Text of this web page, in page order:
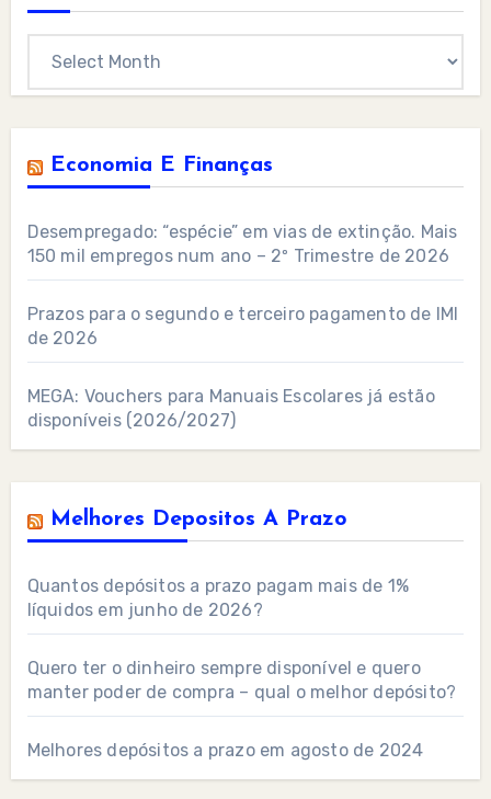
Economia E Finanças
Desempregado: “espécie” em vias de extinção. Mais
150 mil empregos num ano – 2º Trimestre de 2026
Prazos para o segundo e terceiro pagamento de IMI
de 2026
MEGA: Vouchers para Manuais Escolares já estão
disponíveis (2026/2027)
Melhores Depositos A Prazo
Quantos depósitos a prazo pagam mais de 1%
líquidos em junho de 2026?
Quero ter o dinheiro sempre disponível e quero
manter poder de compra – qual o melhor depósito?
Melhores depósitos a prazo em agosto de 2024